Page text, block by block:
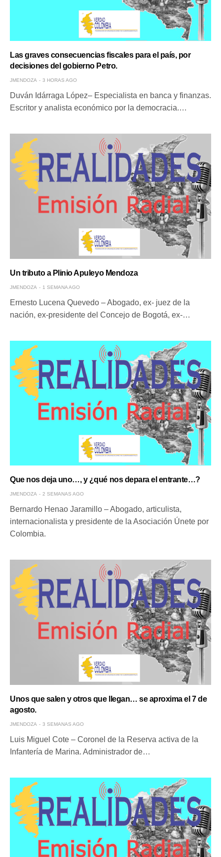
Las graves consecuencias fiscales para el país, por
decisiones del gobierno Petro.
JMENDOZA 3 HORAS AGO
Duván Idárraga López– Especialista en banca y finanzas.
Escritor y analista económico por la democracia.…
Un tributo a Plinio Apuleyo Mendoza
JMENDOZA 1 SEMANA AGO
Ernesto Lucena Quevedo – Abogado, ex- juez de la
nación, ex-presidente del Concejo de Bogotá, ex-…
Que nos deja uno…, y ¿qué nos depara el entrante…?
JMENDOZA 2 SEMANAS AGO
Bernardo Henao Jaramillo – Abogado, articulista,
internacionalista y presidente de la Asociación Únete por
Colombia.
Unos que salen y otros que llegan… se aproxima el 7 de
agosto.
JMENDOZA 3 SEMANAS AGO
Luis Miguel Cote – Coronel de la Reserva activa de la
Infantería de Marina. Administrador de…